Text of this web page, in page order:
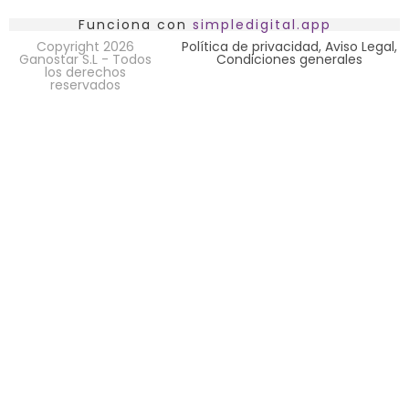
Funciona con simpledigital.app
Copyright 2026
Ganostar S.L - Todos
los derechos
reservados
Política de privacidad, Aviso Legal,
Condiciones generales